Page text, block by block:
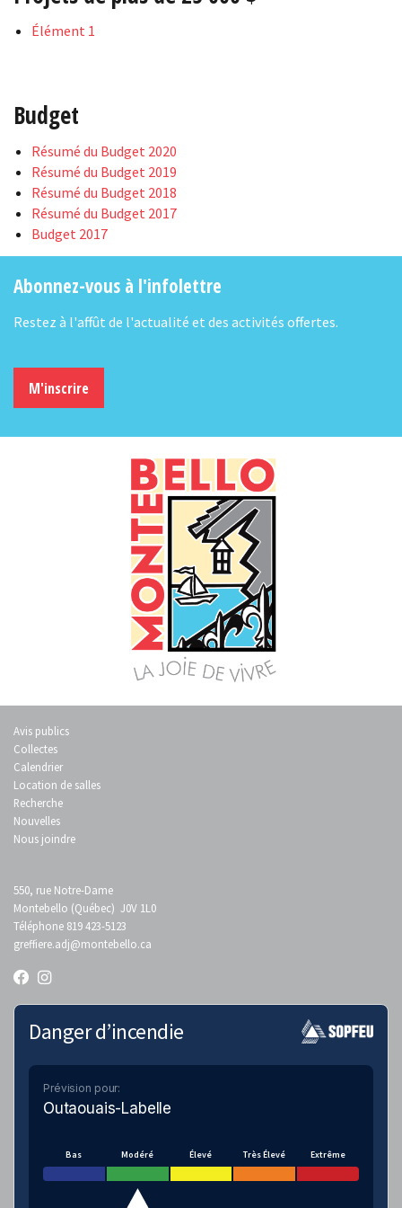
Élément 1
Budget
Résumé du Budget 2020
Résumé du Budget 2019
Résumé du Budget 2018
Résumé du Budget 2017
Budget 2017
Abonnez-vous à l'infolettre
Restez à l'affût de l'actualité et des activités offertes.
M'inscrire
Avis publics
Collectes
Calendrier
Location de salles
Recherche
Nouvelles
Nous joindre
550, rue Notre-Dame
Montebello (Québec) J0V 1L0
Téléphone 819 423-5123
greffiere.adj@montebello.ca
Danger d’incendie
Prévision pour:
Outaouais-Labelle
Bas Modéré Élevé Très Élevé Extrême